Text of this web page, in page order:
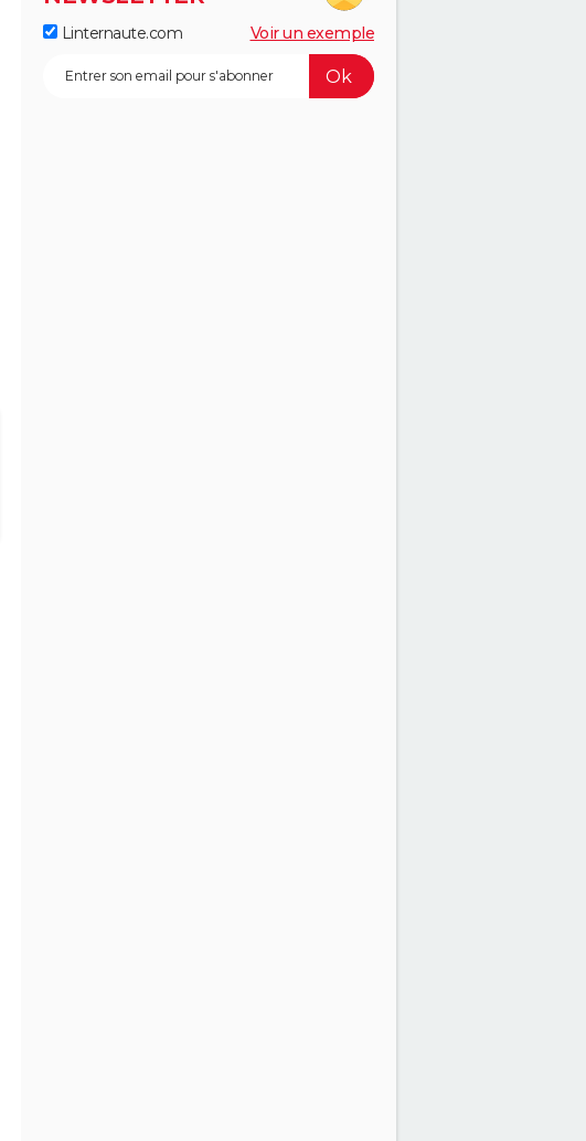
Linternaute.com Voir un exemple